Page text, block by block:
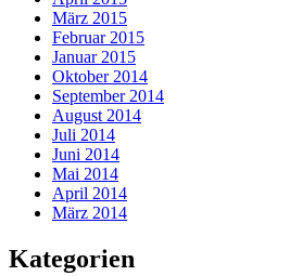
März 2015
Februar 2015
Januar 2015
Oktober 2014
September 2014
August 2014
Juli 2014
Juni 2014
Mai 2014
April 2014
März 2014
Kategorien